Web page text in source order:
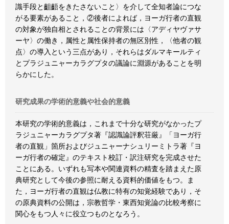
識手段と齟齬をきたさないこと〉を介して全知者論につな
がる要素があること，②後者によれば，ヨーガ行者の直観
の対象が独自相とされることの背景には〈アディヤヴァサ
ーヤ〉の働き，属性と属性保持者の無区別性，〈他者の観
点〉の導入という三点があり，それらはダルマキールティ
とプラジュニャーカラグプタの議論に淵源があることを明
らかにした。
研究成果の学術的意義や社会的意義
本研究の学術的意義は，これまで十分な研究がなかったプ
ラジュニャーカラグプタ著『認識論評釈荘厳』「ヨーガ行
者の直観」箇所およびジュニャーナシュリーミトラ著『ヨ
ーガ行者の確定』のテキスト校訂・訳注研究を完成させた
ことにある。いずれも写本や関連資料の精査を踏まえた原
典研究として今後の参照に耐える資料的価値をもつ。ま
た，ヨーガ行者の直観は仏教に特有の知覚経験であり，そ
の原典資料の公開は，宗教哲学・東西知覚論の比較考察に
関心をもつ人々に役立つものとなろう。